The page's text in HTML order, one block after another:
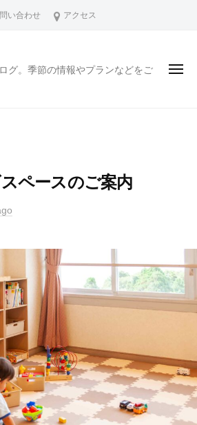
い合わせ アクセス
グ。季節の情報やプランなどをご
メ
ペースのご案内